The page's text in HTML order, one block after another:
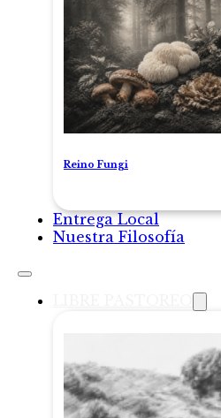
Reino Fungi
Entrega Local
Nuestra Filosofía